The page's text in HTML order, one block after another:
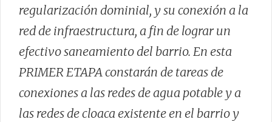
regularización dominial, y su conexión a la
red de infraestructura, a fin de lograr un
efectivo saneamiento del barrio. En esta
PRIMER ETAPA constarán de tareas de
conexiones a las redes de agua potable y a
las redes de cloaca existente en el barrio y